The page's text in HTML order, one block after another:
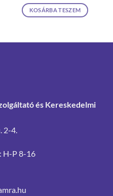
KOSÁRBA TESZEM
és Kereskedelmi
2-4.
: H-P 8-16